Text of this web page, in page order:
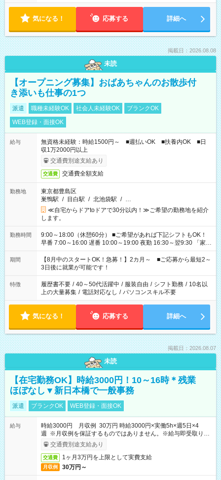
気になる！ 応募する 詳細へ
掲載日：2026.08.08
未読
【オープニング募集】おばあちゃんのお散歩付
き添いも仕事の1つ
派遣 職種未経験OK 社会人未経験OK
ブランクOK
WEB登録・面接OK
給与
無資格未経験：時給1500円～ ■週払いOK ■扶養内OK ■日
収1万2000円以上
交通費別途支給あり
交通費 交通費全額支給
勤務地
東京都豊島区
巣鴨駅 / 目白駅 / 北池袋駅 / …
≪自宅からドアtoドアで30分以内！≫ご希望の勤務地を紹介
します。
勤務時間
9:00～18:00（休憩60分） ■ご希望があれば下記シフトもOK！
早番 7:00～16:00 遅番 10:00～19:00 夜勤 16:30～翌9:30 「家族
と休みを合わせたい」 「余裕を持って夕飯の準備がしたい」
「できれば残業はしたくない」 など、ご希望を教えてください
ね。 ※Wワーク希望の方へ 今ご覧のお仕事で希望する勤務時間
と、もう1つのお仕事の勤務時間。 合計で週40時間を超える場
合は応募できません。
期間
【8月中のスタートOK！急募！】2カ月～ ■ご応募から最短2～
3日後に就業が可能です！
特徴 履歴書不要 / 40～50代活躍中 / 服装自由 / シフト勤務 / 10名以
上の大量募集 / 電話対応なし / パソコンスキル不要
気になる！ 応募する 詳細へ
掲載日：2026.08.07
未読
【在宅勤務OK】時給3000円！10～16時＊残業
ほぼなし▼新日本橋で一般事務
派遣 ブランクOK WEB登録・面接OK
給与
時給3000円 月収例 30万円 時給3000円×実働5h×週5日×4
週 ※月収例を保証するものではありません。※給与即受取りサ
ービス利用可（利用条件有）
交通費別途支給あり
交通費 1ヶ月3万円を上限として実費支給
月収例 30万円～